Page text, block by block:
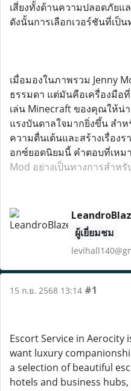
เสี่ยงทั้งด้านความปลอดภัยแ
ดังนั้นการเลือกเวอร์ชันที่เป็
เมื่อมองในภาพรวม Jenny
ธรรมดา แต่มันคือเครื่องมือ
เล่น Minecraft ของคุณให้น่
แรงบันดาลใจมากยิ่งขึ้น สำ
ความตื่นเต้นและสร้างเรื่อง
อกซ์ยอดนิยมนี้ คำตอบที่เหม
Mod อย่างเป็นทางการสำห
ผู้เยี่ยมชม
15 ก.ย. 2568 13:14 #1
Escort Service in Aerocity
want luxury
a selection of beautiful
hotels and business